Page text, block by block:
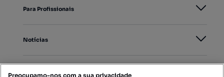
Para Profissionais
Notícias
Preocupamo-nos com a sua privacidade